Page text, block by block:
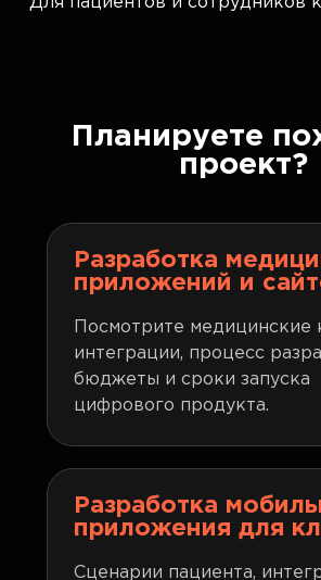
Планируете
проект?
Разработка
приложений и
Посмотрите медицинские
интеграции, процесс
бюджеты и сроки запуска
цифрового продукта.
Разработка
приложения для
Сценарии пациента,